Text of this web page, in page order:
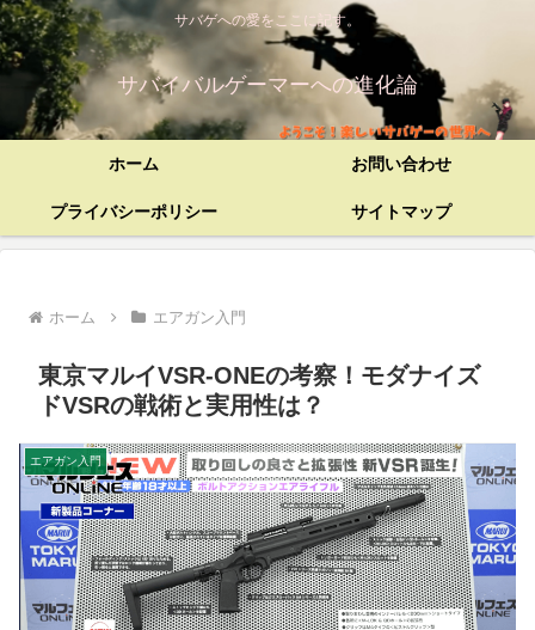
サバゲへの愛をここに記す。
サバイバルゲーマーへの進化論
ホーム お問い合わせ
プライバシーポリシー サイトマップ
ホーム エアガン入門
東京マルイVSR-ONEの考察！モダナイズ
ドVSRの戦術と実用性は？
エアガン入門